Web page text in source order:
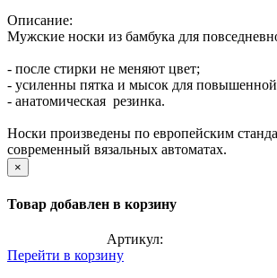
Описание:
Мужские носки из бамбука для
- после стирки не меняют цвет;
- усиленны пятка и мысок для повышенной
- анатомическая резинка.
Носки произведены по европейским
современный вязальных автоматах.
×
Товар добавлен в корзину
Артикул:
Перейти в корзину